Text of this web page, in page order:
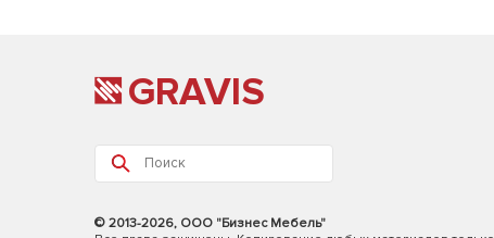
GRAVIS
© 2013-2026, ООО "Бизнес Мебель"